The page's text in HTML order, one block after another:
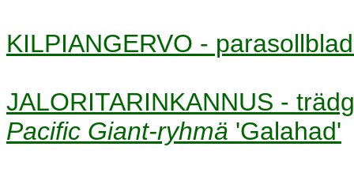
KILPIANGERVO -
JALORITARINKANNUS -
Pacific Giant-ryhmä 'Galahad'